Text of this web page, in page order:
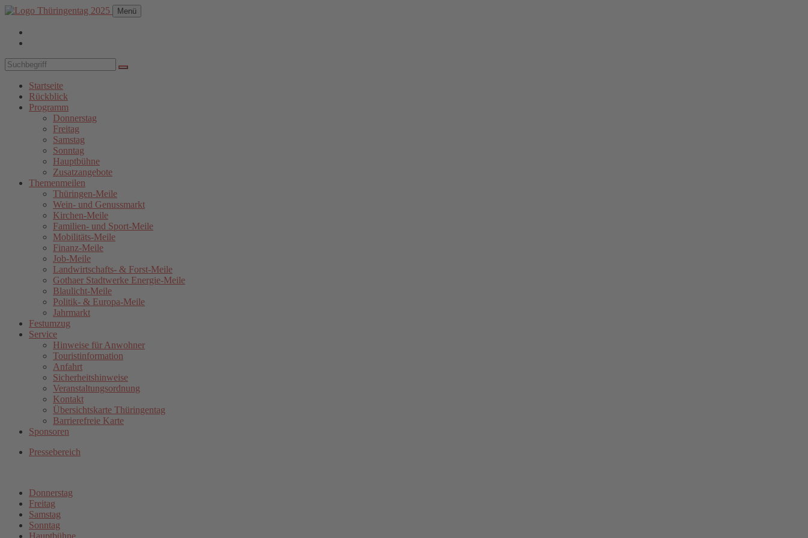
Menü
Startseite
Rückblick
Programm
Donnerstag
Freitag
Samstag
Sonntag
Hauptbühne
Zusatzangebote
Themenmeilen
Thüringen-Meile
Wein- und Genussmarkt
Kirchen-Meile
Familien- und Sport-Meile
Mobilitäts-Meile
Finanz-Meile
Job-Meile
Landwirtschafts- & Forst-Meile
Gothaer Stadtwerke Energie-Meile
Blaulicht-Meile
Politik- & Europa-Meile
Jahrmarkt
Festumzug
Service
Hinweise für Anwohner
Touristinformation
Anfahrt
Sicherheitshinweise
Veranstaltungsordnung
Kontakt
Übersichtskarte Thüringentag
Barrierefreie Karte
Sponsoren
Pressebereich
Donnerstag
Freitag
Samstag
Sonntag
Hauptbühne